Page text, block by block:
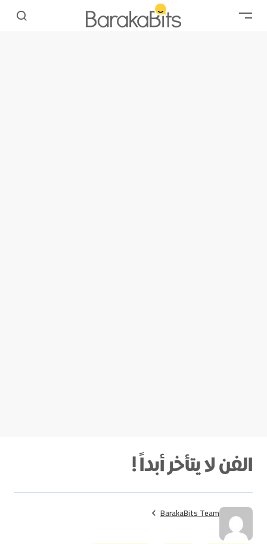
الفن لا يتأخر أبداً !
BarakaBits Team